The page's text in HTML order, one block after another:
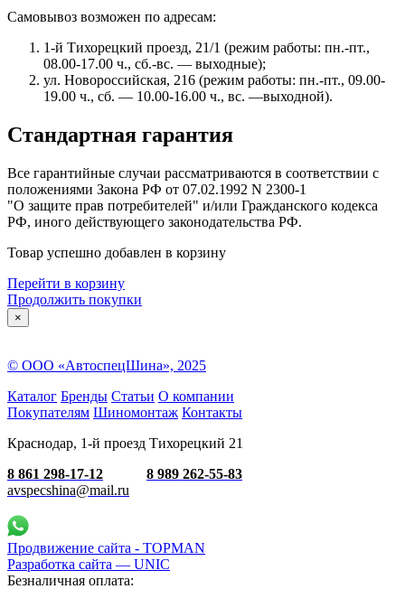
Самовывоз возможен по адресам:
1-й Тихорецкий проезд, 21/1 (режим работы: пн.-пт.,
08.00-17.00 ч., сб.-вс. — выходные);
ул. Новороссийская, 216 (режим работы: пн.-пт., 09.00-
19.00 ч., сб. — 10.00-16.00 ч., вс. —выходной).
Стандартная гарантия
Все гарантийные случаи рассматриваются в соответствии с
положениями Закона РФ от 07.02.1992 N 2300-1
"О защите прав потребителей" и/или Гражданского кодекса
РФ, иного действующего законодательства РФ.
Товар успешно добавлен в корзину
Перейти в корзину
Продолжить покупки
×
© ООО «АвтоспецШина», 2025
Каталог Бренды Статьи О компании
Покупателям Шиномонтаж Контакты
Краснодар, 1-й проезд Тихорецкий 21
8 861 298-17-12
8 989 262-55-83
avspecshina@mail.ru
Продвижение сайта - TOPMAN
Разработка сайта — UNIC
Безналичная оплата: